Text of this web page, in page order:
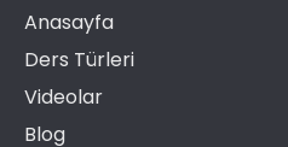
Anasayfa
Ders Türleri
Videolar
Blog